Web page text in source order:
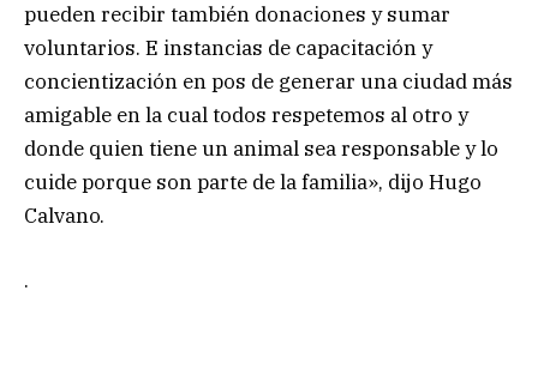
pueden recibir también donaciones y sumar
voluntarios. E instancias de capacitación y
concientización en pos de generar una ciudad más
amigable en la cual todos respetemos al otro y
donde quien tiene un animal sea responsable y lo
cuide porque son parte de la familia», dijo Hugo
Calvano.
.